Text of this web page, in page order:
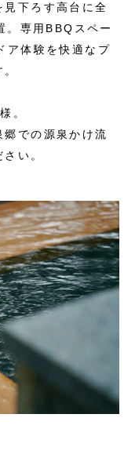
下ろす高台に全
。専用BBQスペー
ア体験を快適なプ
。
での源泉かけ流
い。